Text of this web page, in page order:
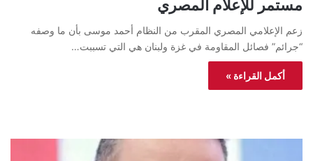
مستمر للإعلام المصري
زعم الإعلامي المصري المقرب من النظام أحمد موسى بأن ما وصفه
“جرائم” فصائل المقاومة في غزة ولبنان هي التي تسببت…
أكمل القراءة »